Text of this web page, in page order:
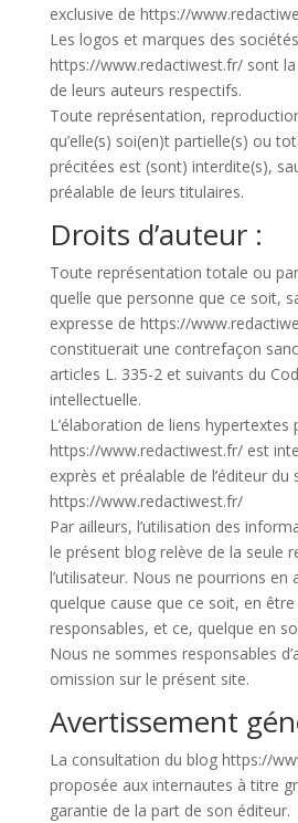
exclusive de https://
Les logos et marques des
https://www.redactiwest.fr/ sont
de leurs auteurs respectifs.
Toute représentation,
qu’elle(s) soi(en)t partielle(s) ou
précitées est (sont) interdite(s),
préalable de leurs titulaires.
Droits d’auteur :
Toute représentation totale ou
quelle que personne que ce soit,
expresse de https://
constituerait une contrefaçon
articles L. 335-2 et suivants du
intellectuelle.
L’élaboration de liens
https://www.redactiwest.fr/ est
exprès et préalable de l’éditeur du
https://www.redactiwest.fr/
Par ailleurs, l’utilisation des
le présent blog relève de la seule
l’utilisateur. Nous ne pourrions en
quelque cause que ce soit, en
responsables, et ce, quelque en
Nous ne sommes responsables
omission sur le présent site.
Avertissement
La consultation du blog https://
proposée aux internautes à titre
garantie de la part de son éditeur.